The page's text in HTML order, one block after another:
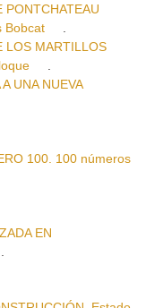
PONTCHATEAU
Bobcat
LOS MARTILLOS
UNA NUEVA
100. 100 números
EN